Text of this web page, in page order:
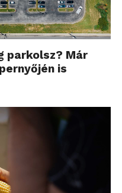
parkolsz? Már
is